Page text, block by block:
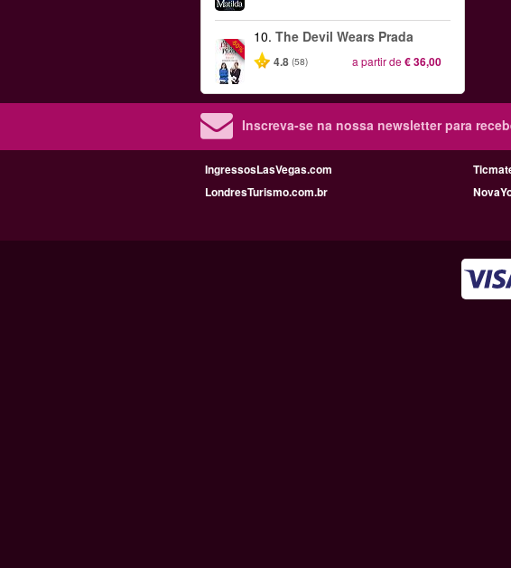
-50%
10. The Devil Wears Prada
4.8 (58) a partir de€ 36,00
Inscreva-se na nossa newsletter para
IngressosLasVegas.com
LondresTurismo.com.br